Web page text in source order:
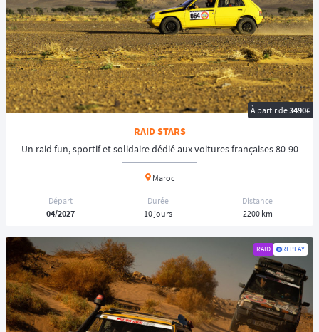
À partir de3490€
RAID STARS
Un raid fun, sportif et solidaire dédié aux voitures françaises 80-90
Maroc
Départ
04/2027
Durée
10 jours
Distance
2200 km
RAID REPLAY